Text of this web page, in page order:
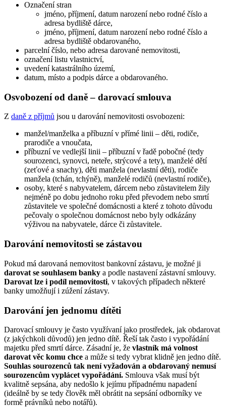
Označení stran
jméno, příjmení, datum narození nebo rodné číslo a
adresa bydliště dárce,
jméno, příjmení, datum narození nebo rodné číslo a
adresa bydliště obdarovaného,
parcelní číslo, nebo adresa darované nemovitosti,
označení listu vlastnictví,
uvedení katastrálního území,
datum, místo a podpis dárce a obdarovaného.
Osvobození od daně – darovací smlouva
Z daně z příjmů jsou u darování nemovitosti osvobozeni:
manžel/manželka a příbuzní v přímé linii – děti, rodiče,
prarodiče a vnoučata,
příbuzní ve vedlejší linii – příbuzní v řadě pobočné (tedy
sourozenci, synovci, neteře, strýcové a tety), manželé dětí
(zeťové a snachy), děti manžela (nevlastní děti), rodiče
manžela (tchán, tchýně), manželé rodičů (nevlastní rodiče),
osoby, které s nabyvatelem, dárcem nebo zůstavitelem žily
nejméně po dobu jednoho roku před převodem nebo smrtí
zůstavitele ve společné domácnosti a které z tohoto důvodu
pečovaly o společnou domácnost nebo byly odkázány
výživou na nabyvatele, dárce či zůstavitele.
Darování nemovitosti se zástavou
Pokud má darovaná nemovitost bankovní zástavu, je možné ji
darovat se souhlasem banky a podle nastavení zástavní smlouvy.
Darovat lze i podíl nemovitosti, v takových případech některé
banky umožňují i zúžení zástavy.
Darování jen jednomu dítěti
Darovací smlouvy je často využívaní jako prostředek, jak obdarovat
(z jakýchkoli důvodů) jen jedno dítě. Řeší tak často i vypořádání
majetku před smrtí dárce. Zásadní je, že vlastník má volnost
darovat věc komu chce a může si tedy vybrat klidně jen jedno dítě.
Souhlas sourozenců tak není vyžadován a obdarovaný nemusí
sourozencům vyplácet vypořádání. Smlouva však musí být
kvalitně sepsána, aby nedošlo k jejímu případnému napadení
(ideálně by se tedy člověk měl obrátit na sepsání odborníky ve
formě právníků nebo notářů).